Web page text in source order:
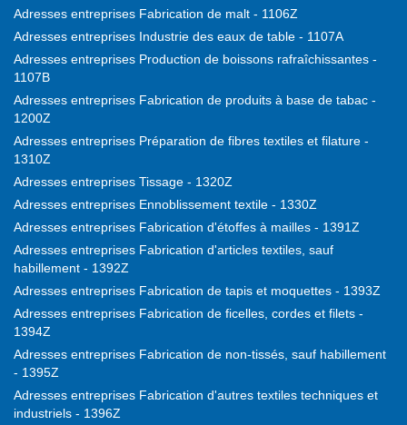
Adresses entreprises Fabrication de malt - 1106Z
Adresses entreprises Industrie des eaux de table - 1107A
Adresses entreprises Production de boissons rafraîchissantes -
1107B
Adresses entreprises Fabrication de produits à base de tabac -
1200Z
Adresses entreprises Préparation de fibres textiles et filature -
1310Z
Adresses entreprises Tissage - 1320Z
Adresses entreprises Ennoblissement textile - 1330Z
Adresses entreprises Fabrication d'étoffes à mailles - 1391Z
Adresses entreprises Fabrication d'articles textiles, sauf
habillement - 1392Z
Adresses entreprises Fabrication de tapis et moquettes - 1393Z
Adresses entreprises Fabrication de ficelles, cordes et filets -
1394Z
Adresses entreprises Fabrication de non-tissés, sauf habillement
- 1395Z
Adresses entreprises Fabrication d'autres textiles techniques et
industriels - 1396Z